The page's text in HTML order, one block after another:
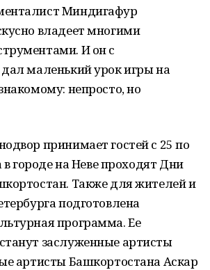
Миндигафур
владеет многими
И он с
маленький урок игры на
непросто, но
принимает гостей с 25 по
в городе на Неве проходят Дни
Также для жителей и
подготовлена
программа. Ее
заслуженные артисты
артисты Башкортостана Аскар